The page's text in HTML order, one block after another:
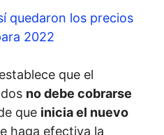
quedaron los precios
2022
que el
no debe cobrarse
que inicia el nuevo
haga efectiva la